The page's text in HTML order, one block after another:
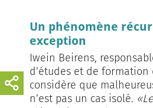
Un phénomène
exception
Iwein Beirens,
d’études et de formation
considère que
n’est pas un cas isolé.